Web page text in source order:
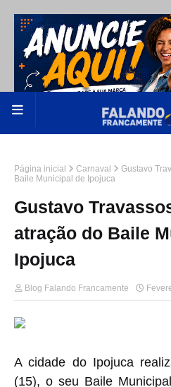
Página inicial Carnaval
Gustavo
Baile Municipal de Ipojuca
Gustavo
atração do Baile
Ipojuca
Blog Falando Francamente
A cidade do Ipojuca
(15), o seu Baile